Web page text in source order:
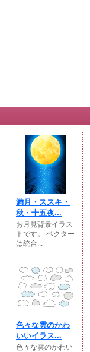
満月・ススキ・
秋・十五夜...
お月見背景イラス
トです。 ベクター
は統合...
色々な雲のかわ
いいイラス...
色々な雲のかわい